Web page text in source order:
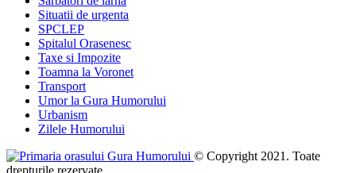
Situatii de urgenta
SPCLEP
Spitalul Orasenesc
Taxe si Impozite
Toamna la Voronet
Transport
Umor la Gura Humorului
Urbanism
Zilele Humorului
© Copyright 2021. Toate
drepturile rezervate.